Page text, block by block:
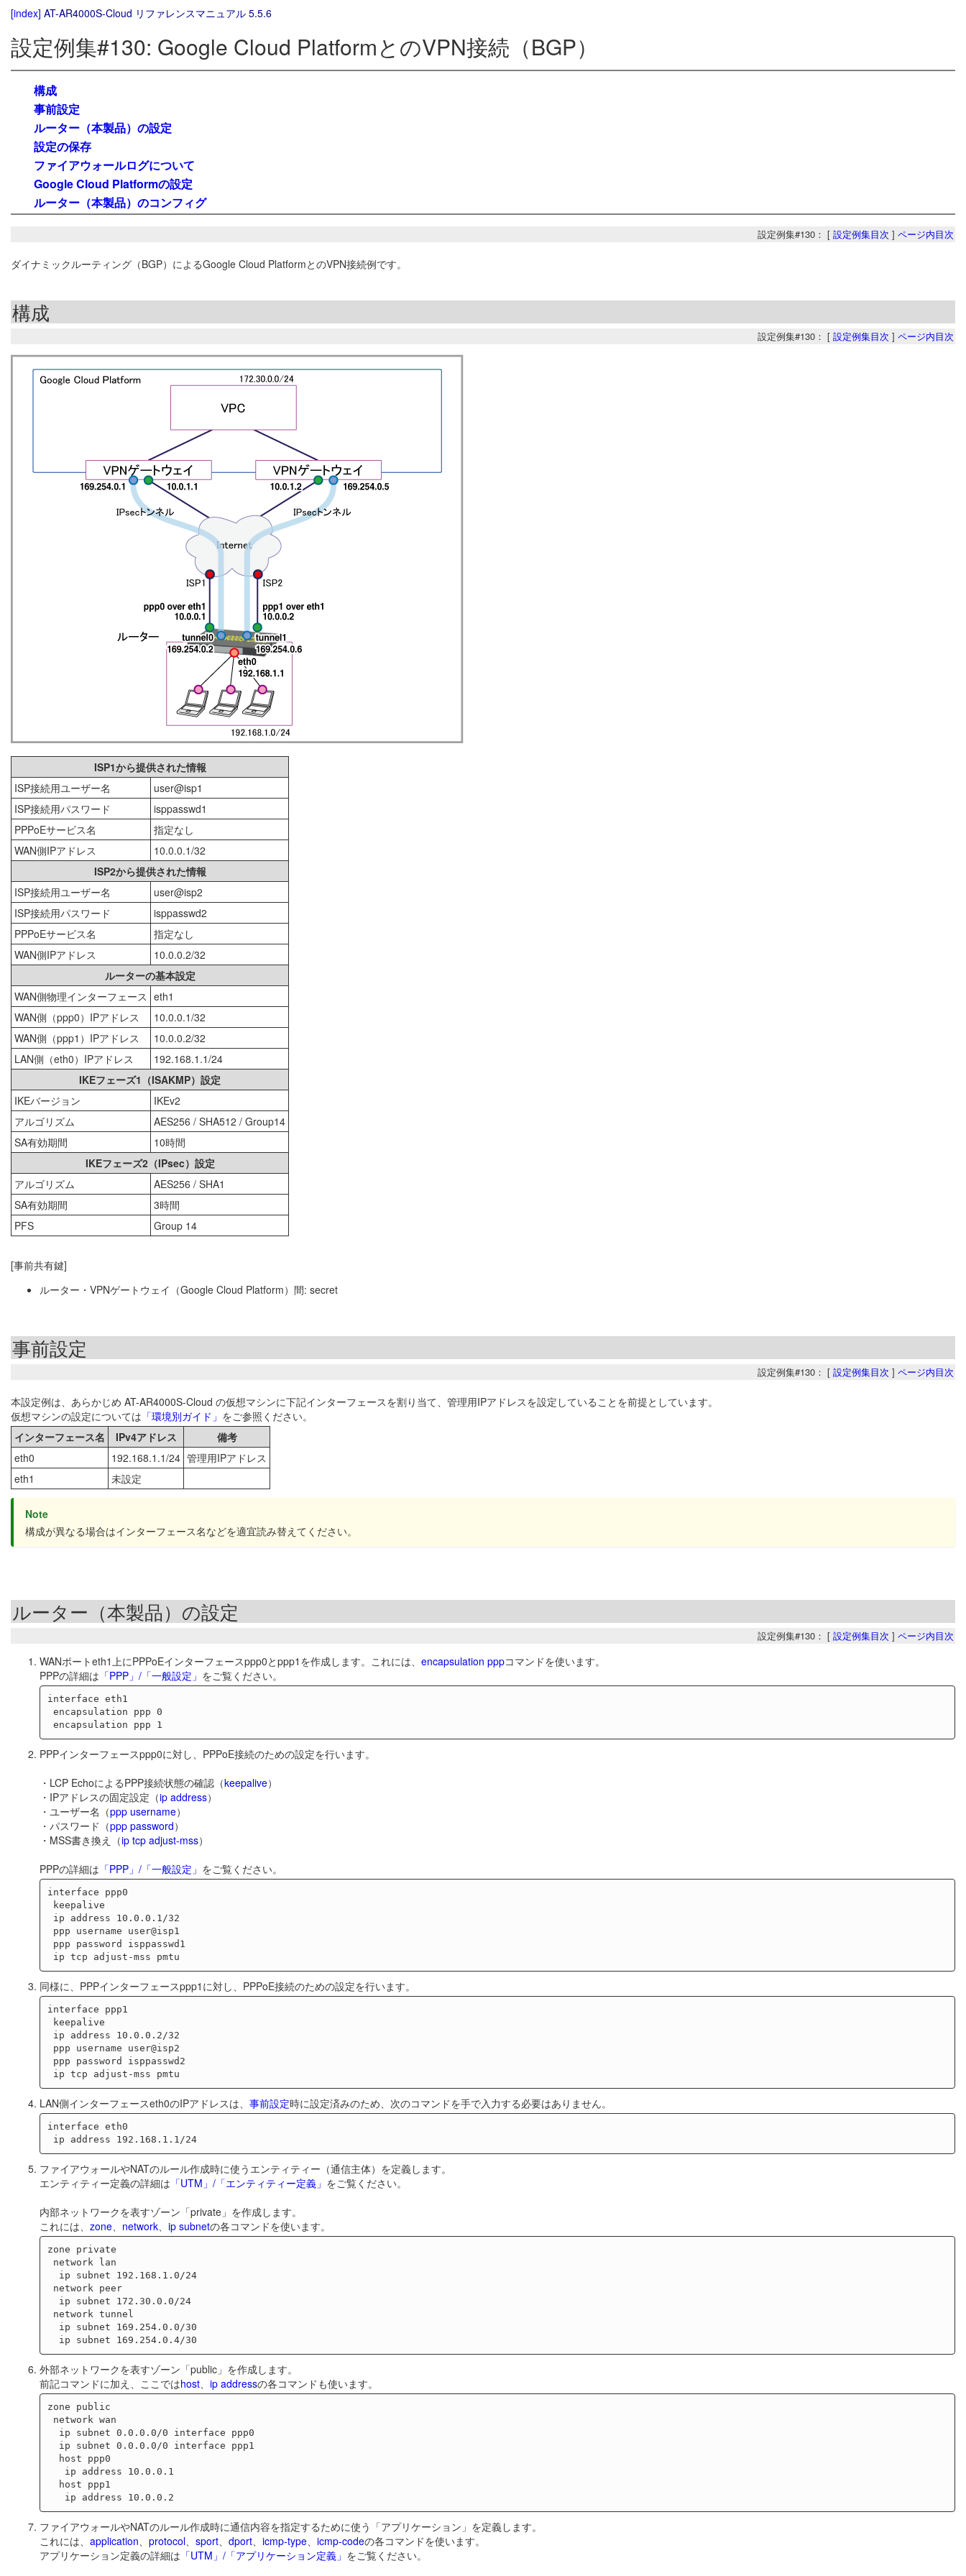
[index] AT-AR4000S-Cloud リファレンスマニュアル 5.5.6
設定例集#130: Google Cloud PlatformとのVPN接続（BGP）
構成
事前設定
ルーター（本製品）の設定
設定の保存
ファイアウォールログについて
Google Cloud Platformの設定
ルーター（本製品）のコンフィグ
設定例集#130： [ 設定例集目次 ] ページ内目次
ダイナミックルーティング（BGP）によるGoogle Cloud PlatformとのVPN接続例です。
構成
設定例集#130： [ 設定例集目次 ] ページ内目次
ISP1から提供された情報
ISP接続用ユーザー名
user@isp1
ISP接続用パスワード
isppasswd1
PPPoEサービス名
指定なし
WAN側IPアドレス
10.0.0.1/32
ISP2から提供された情報
ISP接続用ユーザー名
user@isp2
ISP接続用パスワード
isppasswd2
PPPoEサービス名
指定なし
WAN側IPアドレス
10.0.0.2/32
ルーターの基本設定
WAN側物理インターフェース eth1
WAN側（ppp0）IPアドレス
10.0.0.1/32
WAN側（ppp1）IPアドレス
10.0.0.2/32
LAN側（eth0）IPアドレス
192.168.1.1/24
IKEフェーズ1（ISAKMP）設定
IKEバージョン
IKEv2
アルゴリズム
AES256 / SHA512 / Group14
SA有効期間
10時間
IKEフェーズ2（IPsec）設定
アルゴリズム
AES256 / SHA1
SA有効期間
3時間
PFS
Group 14
[事前共有鍵]
ルーター・VPNゲートウェイ（Google Cloud Platform）間: secret
事前設定
設定例集#130： [ 設定例集目次 ] ページ内目次
本設定例は、あらかじめ AT-AR4000S-Cloud の仮想マシンに下記インターフェースを割り当て、管理用IPアドレスを設定していることを前提としています。
仮想マシンの設定については 「環境別ガイド」 をご参照ください。
インターフェース名
IPv4アドレス
備考
eth0
192.168.1.1/24 管理用IPアドレス
eth1
未設定
Note
構成が異なる場合はインターフェース名などを適宜読み替えてください。
ルーター（本製品）の設定
設定例集#130： [ 設定例集目次 ] ページ内目次
WANポートeth1上にPPPoEインターフェースppp0とppp1を作成します。これには、 encapsulation pppコマンドを使います。
PPPの詳細は 「PPP」/「一般設定」 をご覧ください。
interface eth1
PPPインターフェースppp0に対し、PPPoE接続のための設定を行います。
・LCP EchoによるPPP接続状態の確認（keepalive）
・IPアドレスの固定設定（ip address）
・ユーザー名（ppp username）
・パスワード（ppp password）
・MSS書き換え（ip tcp adjust-mss）
PPPの詳細は 「PPP」/「一般設定」 をご覧ください。
interface ppp0
同様に、PPPインターフェースppp1に対し、PPPoE接続のための設定を行います。
interface ppp1
LAN側インターフェースeth0のIPアドレスは、 事前設定時に設定済みのため、次のコマンドを手で入力する必要はありません。
interface eth0
ip address 192.168.1.1/24
ファイアウォールやNATのルール作成時に使うエンティティー（通信主体）を定義します。
エンティティー定義の詳細は 「UTM」/「エンティティー定義」 をご覧ください。
内部ネットワークを表すゾーン「private」を作成します。
これには、 zone network ip subnetの各コマンドを使います。
zone private
外部ネットワークを表すゾーン「public」を作成します。
前記コマンドに加え、ここではhost ip addressの各コマンドも使います。
zone public
ファイアウォールやNATのルール作成時に通信内容を指定するために使う「アプリケーション」を定義します。
これには、 application protocol sport dport icmp-type icmp-codeの各コマンドを使います。
アプリケーション定義の詳細は 「UTM」/「アプリケーション定義」 をご覧ください。